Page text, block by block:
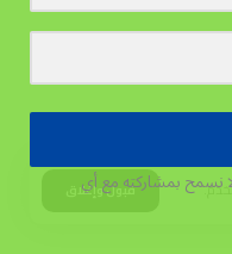
قبول وإغلاق
نسمح بمشاركته مع أي